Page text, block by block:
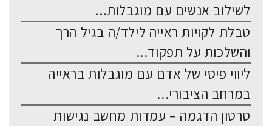
לשילוב אנשים עם מוגבלות...
טבלת לקויות ראייה לילד/ה בגיל הרך
והשלכות על תפקוד...
ליווי פיסי של אדם עם מוגבלות בראייה
במרחב הציבורי...
סרטון הדגמה – עמדות מחשב נגישות